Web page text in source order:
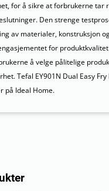
for å sikre at forbrukerne tar
Den strenge
av materialer, konstruksjon
for
å velge pålitelige
Tefal EY901N Dual Easy
på Ideal Home.